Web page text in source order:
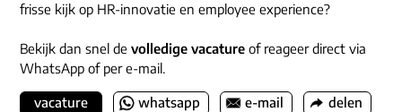
frisse kijk op HR-innovatie en employee experience?
Bekijk dan snel de volledige vacature of reageer direct via
WhatsApp of per e-mail.
vacature whatsapp e-mail delen